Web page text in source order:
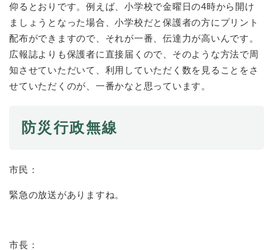
仰るとおりです。例えば、小学校で金曜日の4時から開け
ましょうとなった場合、小学校だと保護者の方にプリント
配布ができますので、それが一番、伝達力が高いんです。
広報誌よりも保護者に直接届くので、そのような方法で周
知させていただいて、利用していただく数を見ることをさ
せていただくのが、一番かなと思っています。
防災行政無線
市民：
緊急の放送がありますね。
市長：